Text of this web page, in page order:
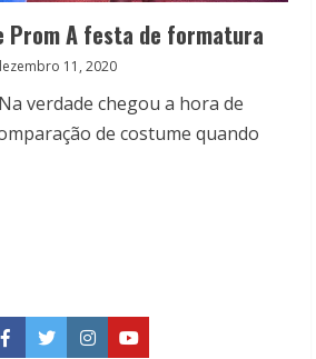
Prom A festa de formatura
11, 2020
verdade chegou a hora de
de costume quando
Facebook
TwitterInstagramYouTube